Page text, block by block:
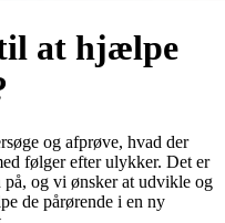
at hjælpe
og afprøve, hvad der
følger efter ulykker. Det er
på, og vi ønsker at udvikle og
de pårørende i en ny